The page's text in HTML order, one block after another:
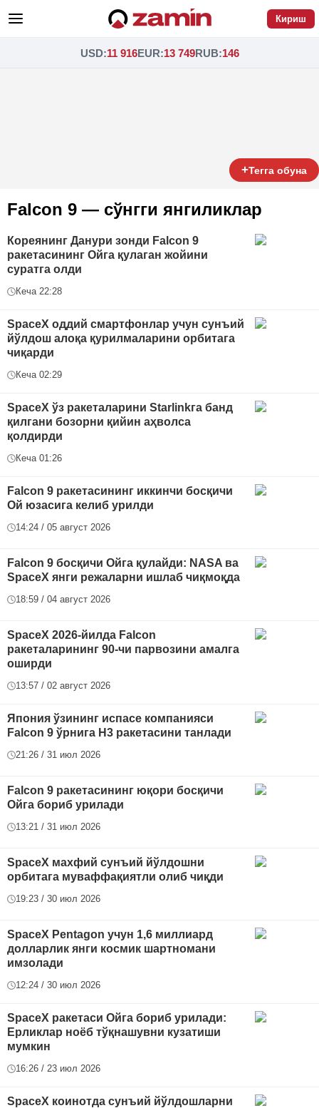
Кириш
USD:11 916EUR:13 749RUB:146
+Тегга обуна
Falcon 9 — сўнгги янгиликлар
Кореянинг Данури зонди Falcon 9
ракетасининг Ойга қулаган жойини
суратга олди
Кеча 22:28
SpaceX оддий смартфонлар учун сунъий
йўлдош алоқа қурилмаларини орбитага
чиқарди
Кеча 02:29
SpaceX ўз ракеталарини Starlinkга банд
қилгани бозорни қийин аҳволса
қолдирди
Кеча 01:26
Falcon 9 ракетасининг иккинчи босқичи
Ой юзасига келиб урилди
14:24 / 05 август 2026
Falcon 9 босқичи Ойга қулайди: NASA ва
SpaceX янги режаларни ишлаб чиқмоқда
18:59 / 04 август 2026
SpaceX 2026-йилда Falcon
ракеталарининг 90-чи парвозини амалга
оширди
13:57 / 02 август 2026
Япония ўзининг испасе компанияси
Falcon 9 ўрнига H3 ракетасини танлади
21:26 / 31 июл 2026
Falcon 9 ракетасининг юқори босқичи
Ойга бориб урилади
13:21 / 31 июл 2026
SpaceX махфий сунъий йўлдошни
орбитага муваффақиятли олиб чиқди
19:23 / 30 июл 2026
SpaceX Pentagon учун 1,6 миллиард
долларлик янги космик шартномани
имзолади
12:24 / 30 июл 2026
SpaceX ракетаси Ойга бориб урилади:
Ерликлар ноёб тўқнашувни кузатиши
мумкин
16:26 / 23 июл 2026
SpaceX коинотда сунъий йўлдошларни